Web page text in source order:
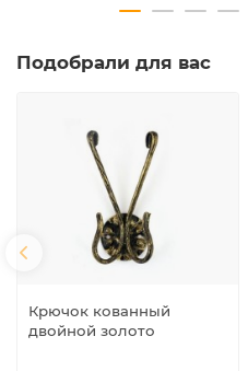
Подобрали для вас
Крючок кованный
двойной золото